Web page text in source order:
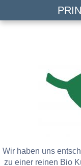
Wir haben uns
zu einer reinen Bio